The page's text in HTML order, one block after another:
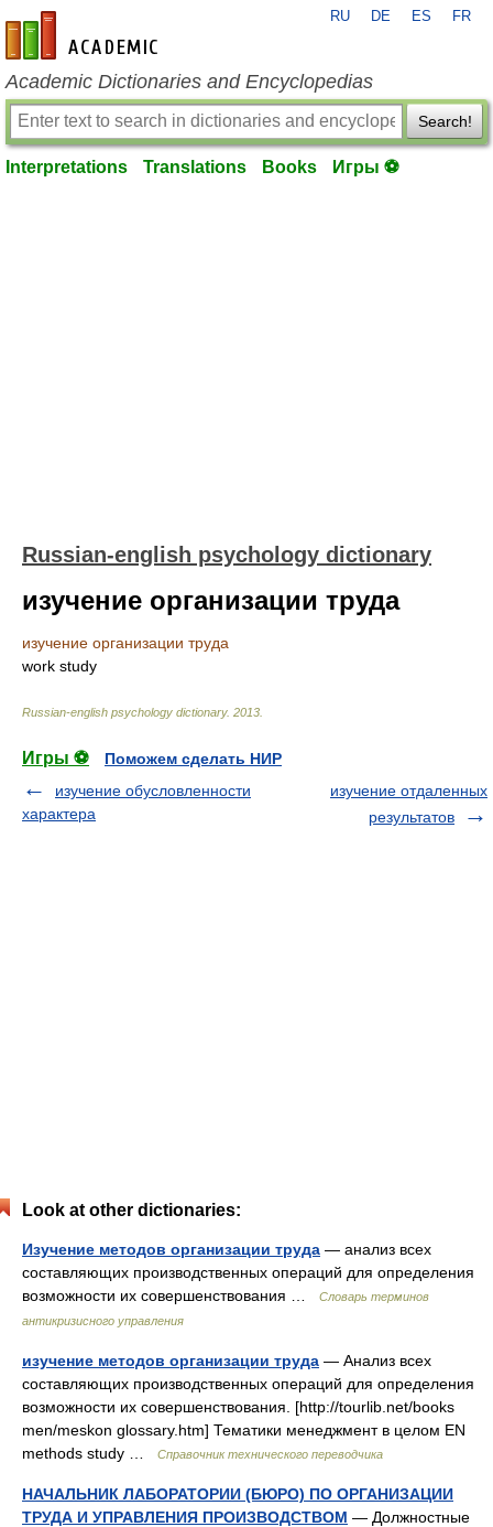
en-academic.com
RU DE ES FR
Academic Dictionaries and Encyclopedias
Search!
Interpretations Translations Books Игры ⚽
Russian-english psychology dictionary
изучение организации труда
изучение организации труда
work study
Russian-english psychology dictionary. 2013
Игры ⚽
Поможем сделать НИР
изучение обусловленности
характера
изучение отдаленных
результатов
Look at other dictionaries:
Изучение методов организации труда — анализ всех
составляющих производственных операций для определения
возможности их совершенствования …
Словарь терминов
антикризисного управления
изучение методов организации труда — Анализ всех
составляющих производственных операций для определения
возможности их совершенствования. [http://tourlib.net/books
men/meskon glossary.htm] Тематики менеджмент в целом EN
methods study …
Справочник технического переводчика
НАЧАЛЬНИК ЛАБОРАТОРИИ (БЮРО) ПО ОРГАНИЗАЦИИ
ТРУДА И УПРАВЛЕНИЯ ПРОИЗВОДСТВОМ — Должностные